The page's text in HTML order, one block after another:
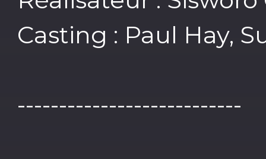
Casting : Paul Hay,
---------------------------